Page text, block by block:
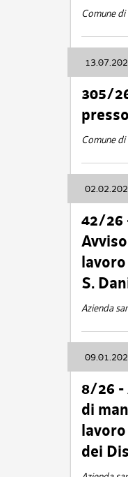
Comune
305/
Comune
42/26
S.
Azienda
8/26 -
di
dei